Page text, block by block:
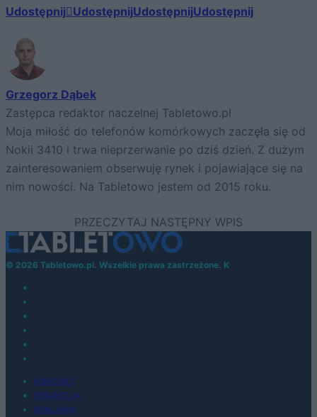
Udostępnij UdostępnijUdostępnijUdostępnij
Grzegorz Dąbek
Zastępca redaktor naczelnej Tabletowo.pl
Moja miłość do telefonów komórkowych zaczęła się od
Nokii 3410 i trwa nieprzerwanie po dziś dzień. Z dużym
zainteresowaniem obserwuję rynek i pojawiające się na
nim nowości. Na Tabletowo jestem od 2015 roku.
© 2026 Tabletowo.pl. Wszelkie prawa zastrzeżone. K
KONTAKT
REDAKCJA
REKLAMA